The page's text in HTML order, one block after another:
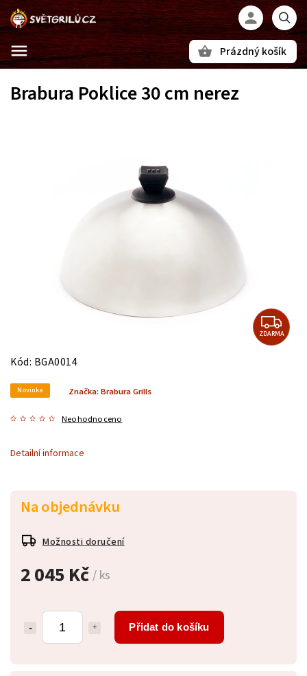
Prázdný košík
Brabura Poklice 30 cm nerez
ZDARMA
Kód: BGA0014
Novinka
Neohodnoceno
Značka: Brabura Grills
2 045 Kč/ ks
Přidat do košíku
Na objednávku
Možnosti doručení
Detailní informace